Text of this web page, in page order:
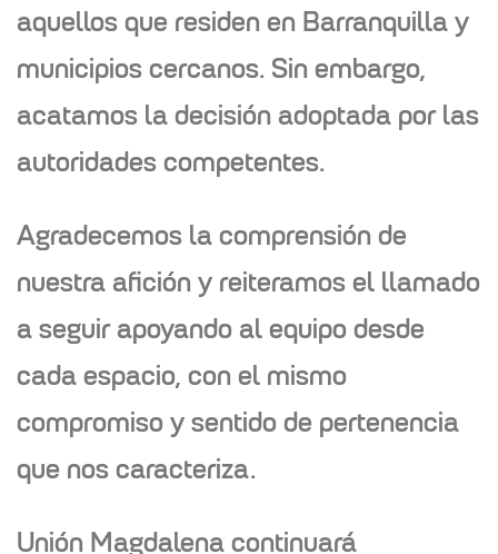
aquellos que residen en Barranquilla y
municipios cercanos. Sin embargo,
acatamos la decisión adoptada por las
autoridades competentes.
Agradecemos la comprensión de
nuestra afición y reiteramos el llamado
a seguir apoyando al equipo desde
cada espacio, con el mismo
compromiso y sentido de pertenencia
que nos caracteriza.
Unión Magdalena continuará